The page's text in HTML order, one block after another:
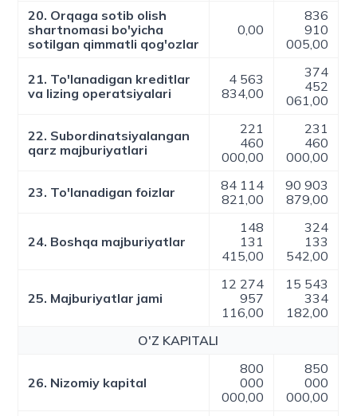
20. Orqaga sotib olish
shartnomasi bo'yicha
sotilgan qimmatli qog'ozlar
0,00
836
910
005,00
21. To'lanadigan kreditlar
va lizing operatsiyalari
4 563
834,00
374
452
061,00
22. Subordinatsiyalangan
qarz majburiyatlari
221
460
000,00
231
460
000,00
23. To'lanadigan foizlar
84 114
821,00
90 903
879,00
24. Boshqa majburiyatlar
148
131
415,00
324
133
542,00
25. Majburiyatlar jami
12 274
957
116,00
15 543
334
182,00
O'Z KAPITALI
26. Nizomiy kapital
800
000
000,00
850
000
000,00